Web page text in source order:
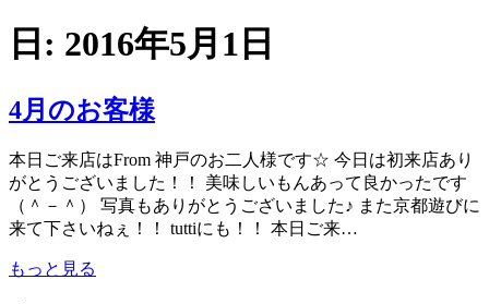
日: 2016年5月1日
4月のお客様
本日ご来店はFrom 神戸のお二人様です☆ 今日は初来店あり
がとうございました！！ 美味しいもんあって良かったです
（＾－＾） 写真もありがとうございました♪ また京都遊びに
来て下さいねぇ！！ tuttiにも！！ 本日ご来…
もっと見る